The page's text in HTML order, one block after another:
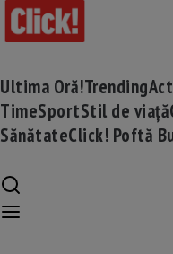
Ultima Oră!Trending
TimeSportStil de viață
SănătateClick! Poftă